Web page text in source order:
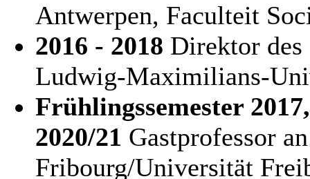
Antwerpen, Faculteit
2016 - 2018 Direktor
Ludwig-Maximilians-
Frühlingssemester
2020/21 Gastprofessor
Fribourg/Universität